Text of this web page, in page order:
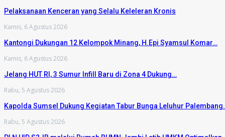
Pelaksanaan Kenceran yang Selalu Keleleran Kronis
Kamis, 6 Agustus 2026
Kantongi Dukungan 12 Kelompok Minang, H.Epi Syamsul Komar…
Kamis, 6 Agustus 2026
Jelang HUT RI, 3 Sumur Infill Baru di Zona 4 Dukung…
Rabu, 5 Agustus 2026
Kapolda Sumsel Dukung Kegiatan Tabur Bunga Leluhur
Rabu, 5 Agustus 2026